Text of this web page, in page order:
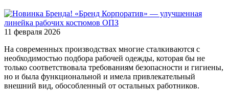
11 февраля 2026
На современных производствах многие сталкиваются с
необходимостью подбора рабочей одежды, которая бы не
только соответствовала требованиям безопасности и гигиены,
но и была функциональной и имела привлекательный
внешний вид, обособленный от остальных работников.